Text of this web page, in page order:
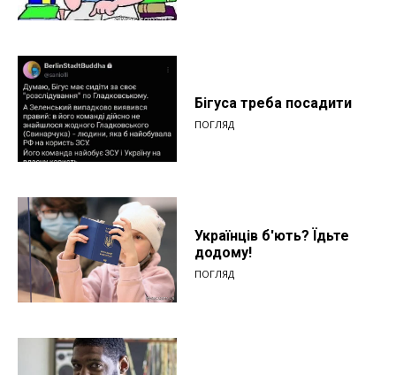
Бігуса треба посадити
ПОГЛЯД
Українців б'ють? Їдьте
додому!
ПОГЛЯД